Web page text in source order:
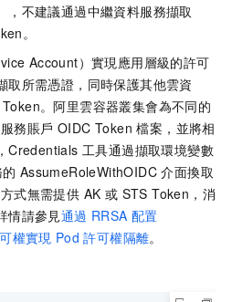
進行後續操作...
，不建議通過中繼資料服務擷取
。
Account）實現應用層級的許可
取所需憑證，同時保護其他雲資
。阿里雲容器叢集會為不同的
務賬戶 OIDC Token 檔案，並將相
Credentials 工具通過擷取環境變數
AssumeRoleWithOIDC 介面換取
式無需提供 AK 或 STS Token，消
情請參見通過 RRSA 配置
權實現 Pod 許可權隔離。